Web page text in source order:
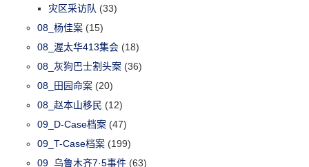
灾区采访队 (33)
08_杨佳案 (15)
08_渥太华413集会 (18)
08_灰狗巴士割头案 (36)
08_田园命案 (20)
08_赵本山移民 (12)
09_D-Case档案 (47)
09_T-Case档案 (199)
09_乌鲁木齐7·5事件 (63)